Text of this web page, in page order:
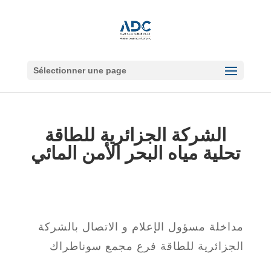
Sélectionner une page
الشركة الجزائرية للطاقة
تحلية مياه البحر الأمن المائي
مداخلة مسؤول الإعلام و الاتصال بالشركة
الجزائرية للطاقة فرع مجمع سوناطراك